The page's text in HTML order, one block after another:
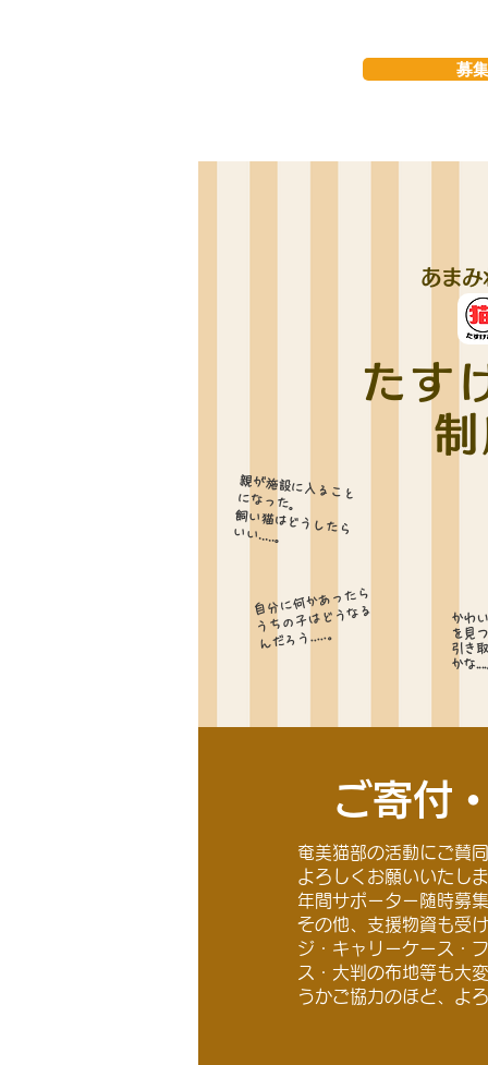
募
たす
あまみ
自分に何かあったら
​うちの子はどうなる
んだろう.....。
かわ
を見
引き
かな....
親が施設に入ること
になった。
飼い猫はどうしたら
いい.....。
ご寄付
奄美猫部の活動にご賛
よろしくお願いいたしま
年間サポーター随時募集
その他、支援物資も受
ジ・キャリーケース・
ス・大判の布地等も大
うかご協力のほど、よ